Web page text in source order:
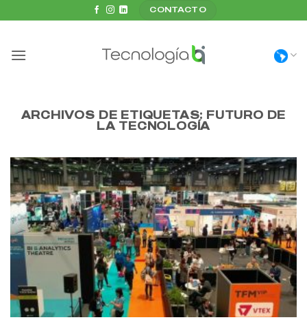
CONTACTO
ARCHIVOS DE ETIQUETAS: FUTURO DE
LA TECNOLOGÍA